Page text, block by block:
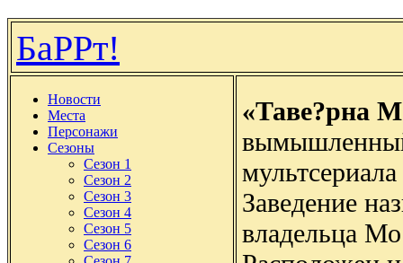
БаРРт!
Новости
Места
Персонажи
Сезоны
Сезон 1
Сезон 2
Сезон 3
Сезон 4
Сезон 5
Сезон 6
«Таве?рна
мультсериала
Заведение
владельца